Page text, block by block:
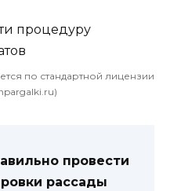
по стандартной лицензии
провести
рассады